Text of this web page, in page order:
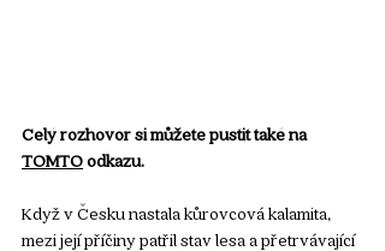
Celý rozhovor si můžete pustit také na
TOMTO odkazu.
Když v Česku nastala kůrovcová kalamita,
mezi její příčiny patřil stav lesa a přetrvávající